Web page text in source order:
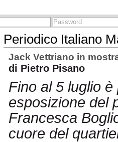
Periodico Italiano
Jack Vettriano in
di Pietro Pisano
Fino al 5 luglio
esposizione del
Francesca
cuore del